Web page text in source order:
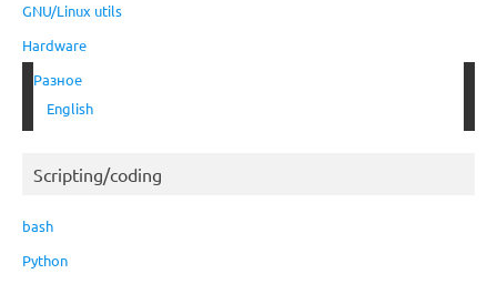
GNU/Linux utils
Hardware
Разное
English
Scripting/coding
bash
Python